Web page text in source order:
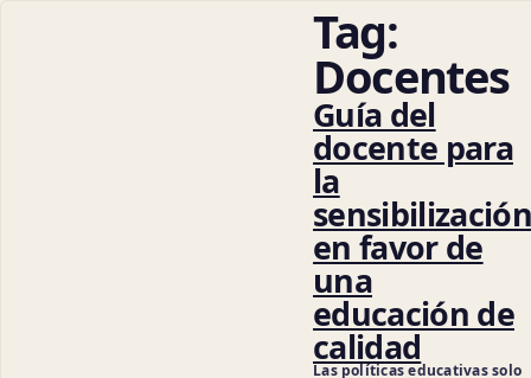
Tag:
Docentes
Guía del
docente para
la
sensibilización
en favor de
una
educación de
calidad
Las políticas educativas solo